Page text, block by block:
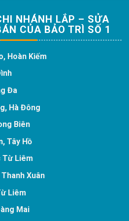
NHÁNH LẮP – SỬA
CỦA BẢO TRÌ SỐ 1
Hoàn Kiếm
Đa
Hà Đông
Biên
Tây Hồ
Từ Liêm
Xuân
Liêm
Mai